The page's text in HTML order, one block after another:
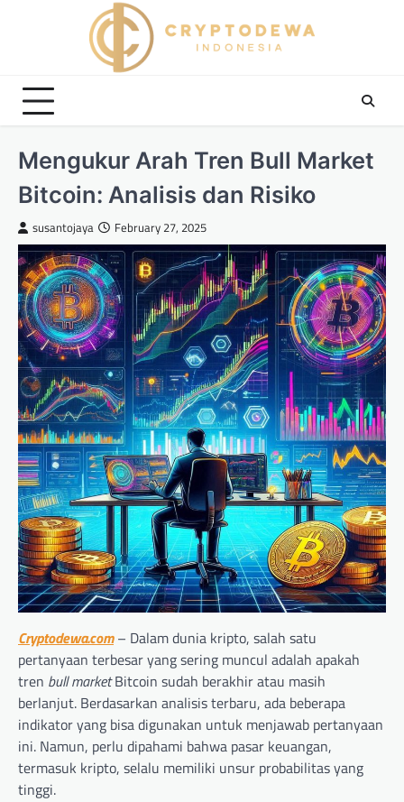
Mengukur Arah Tren Bull Market
Bitcoin: Analisis dan Risiko
susantojaya February 27, 2025
Cryptodewa.com– Dalam dunia kripto, salah satu
pertanyaan terbesar yang sering muncul adalah apakah
tren bull marketBitcoin sudah berakhir atau masih
berlanjut. Berdasarkan analisis terbaru, ada beberapa
indikator yang bisa digunakan untuk menjawab pertanyaan
ini. Namun, perlu dipahami bahwa pasar keuangan,
termasuk kripto, selalu memiliki unsur probabilitas yang
tinggi.